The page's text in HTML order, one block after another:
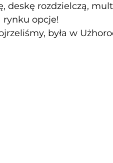
deskę rozdzielczą,
rynku opcje!
była w